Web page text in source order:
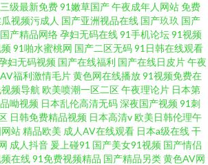
级最新免费91嫩草国产午夜成年人网站免费
视频污成人 国产亚洲视品在线 国产玖玖 国产
国产精品网络孕妇无码在线91手机论坛91视频
91啪水蜜桃网 国产二区无码91日韩在线观看
妇无码视频 国产在线福利 国产在线日皮片午夜
AV福利激情毛片黄色网在线播放91视频免费在
频导航 欧美喷潮一区二区午夜理论片 日本第
呦视频 日本乱伦高清无码深夜国产视频91刺
日韩免费精品视频 日本高清v欧美日韩伦理午
站精品欧美 成人AV在线观看 日本a级在线干
成人抖音 爰上碰91 国产美女91视频 国产情侣
在线91免费视频精品 国产精品另类黄色AV网